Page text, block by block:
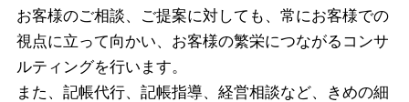
お客様のご相談、ご提案に対しても、常にお客様での
視点に立って向かい、お客様の繁栄につながるコンサ
ルティングを行います。
また、記帳代行、記帳指導、経営相談など、きめの細